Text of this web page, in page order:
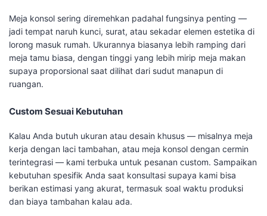
Meja konsol sering diremehkan padahal fungsinya penting —
jadi tempat naruh kunci, surat, atau sekadar elemen estetika di
lorong masuk rumah. Ukurannya biasanya lebih ramping dari
meja tamu biasa, dengan tinggi yang lebih mirip meja makan
supaya proporsional saat dilihat dari sudut manapun di
ruangan.
Custom Sesuai Kebutuhan
Kalau Anda butuh ukuran atau desain khusus — misalnya meja
kerja dengan laci tambahan, atau meja konsol dengan cermin
terintegrasi — kami terbuka untuk pesanan custom. Sampaikan
kebutuhan spesifik Anda saat konsultasi supaya kami bisa
berikan estimasi yang akurat, termasuk soal waktu produksi
dan biaya tambahan kalau ada.